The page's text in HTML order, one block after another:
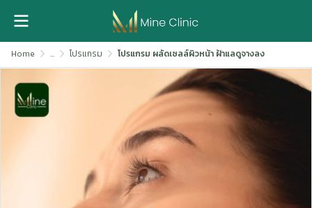
Home ... โปรแกรม โปรแกรม ผลัดเซลล์ผิวหน้า ฝ้าแลดูจางลง